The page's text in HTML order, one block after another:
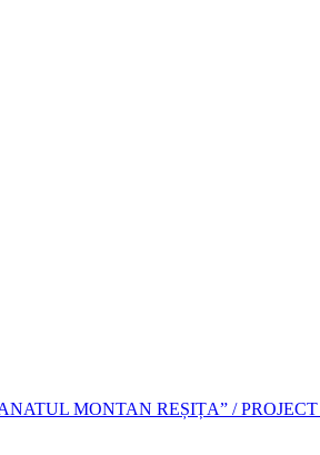
MONTAN REȘIȚA” /